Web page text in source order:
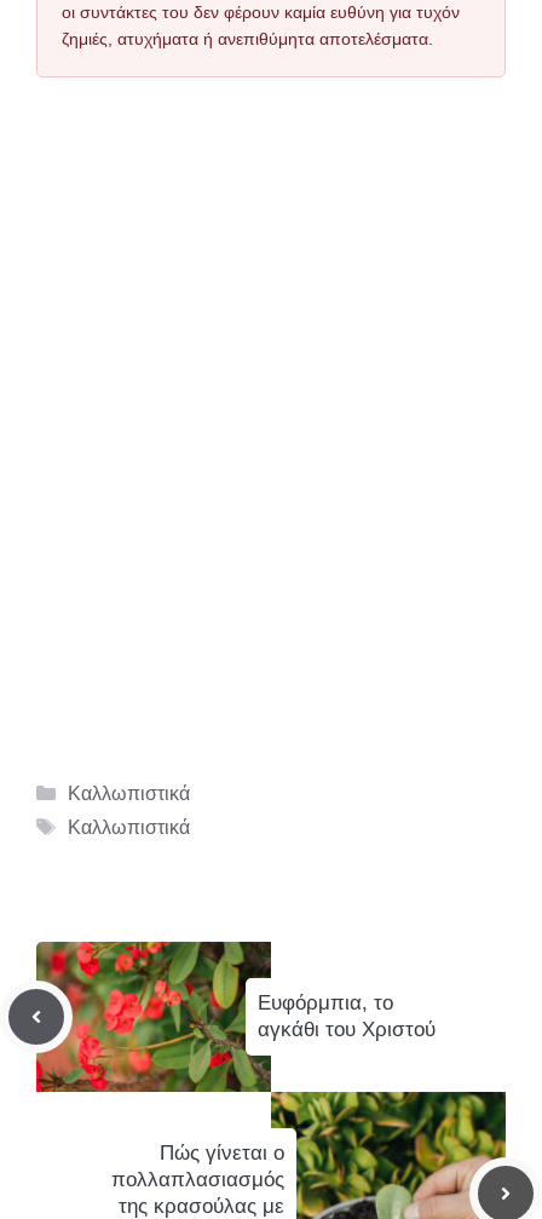
οι συντάκτες του δεν φέρουν καμία ευθύνη για τυχόν
ζημιές, ατυχήματα ή ανεπιθύμητα αποτελέσματα.
Κατηγορίες
Καλλωπιστικά
Ετικέτες
Καλλωπιστικά
Ευφόρμπια, το
αγκάθι του Χριστού
Πώς γίνεται ο
πολλαπλασιασμός
της κρασούλας με